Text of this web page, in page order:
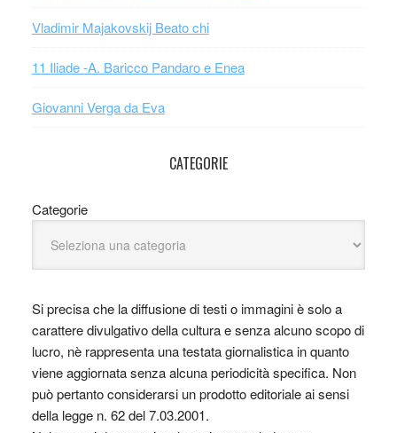
Vladimir Majakovskij Beato chi
11 Iliade -A. Baricco Pandaro e Enea
Giovanni Verga da Eva
CATEGORIE
Categorie
Si precisa che la diffusione di testi o immagini è solo a
carattere divulgativo della cultura e senza alcuno scopo di
lucro, nè rappresenta una testata giornalistica in quanto
viene aggiornata senza alcuna periodicità specifica. Non
può pertanto considerarsi un prodotto editoriale ai sensi
della legge n. 62 del 7.03.2001.